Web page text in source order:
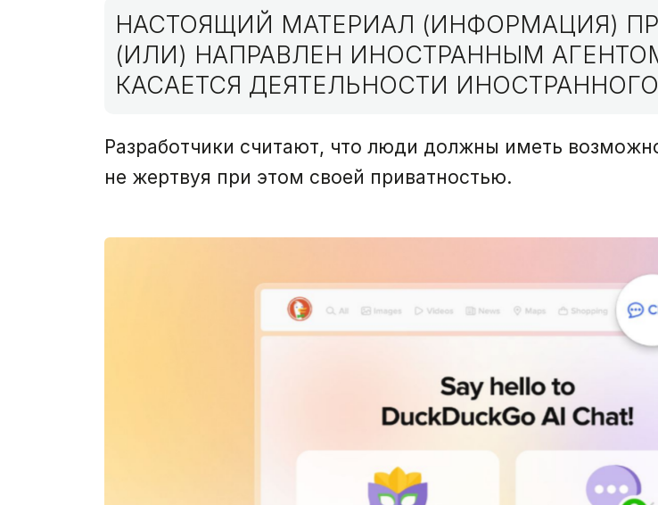
НАСТОЯЩИЙ МАТЕРИАЛ (ИНФОРМАЦИЯ)
(ИЛИ) НАПРАВЛЕН ИНОСТРАННЫМ
КАСАЕТСЯ ДЕЯТЕЛЬНОСТИ
Разработчики считают, что люди должны иметь
не жертвуя при этом своей приватностью.